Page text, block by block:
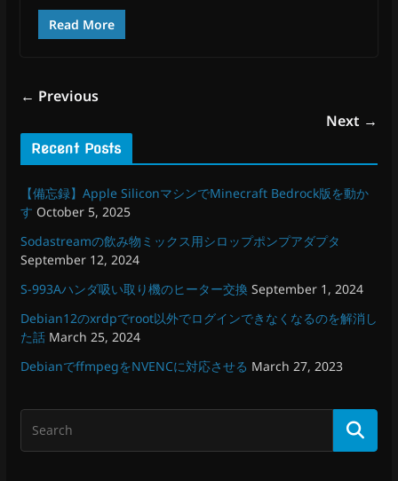
Read More
← Previous
Next →
Recent Posts
【備忘録】Apple SiliconマシンでMinecraft Bedrock版を動か
す October 5, 2025
Sodastreamの飲み物ミックス用シロップポンプアダプタ
September 12, 2024
S-993Aハンダ吸い取り機のヒーター交換 September 1, 2024
Debian12のxrdpでroot以外でログインできなくなるのを解消し
た話 March 25, 2024
DebianでffmpegをNVENCに対応させる March 27, 2023